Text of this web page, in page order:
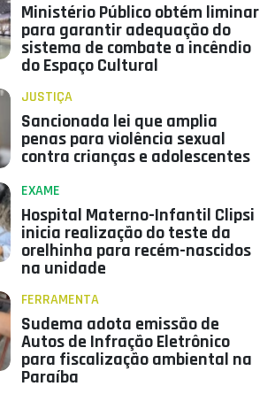
Ministério Público obtém liminar
para garantir adequação do
sistema de combate a incêndio
do Espaço Cultural
JUSTIÇA
Sancionada lei que amplia
penas para violência sexual
contra crianças e adolescentes
EXAME
Hospital Materno-Infantil Clipsi
inicia realização do teste da
orelhinha para recém-nascidos
na unidade
FERRAMENTA
Sudema adota emissão de
Autos de Infração Eletrônico
para fiscalização ambiental na
Paraíba